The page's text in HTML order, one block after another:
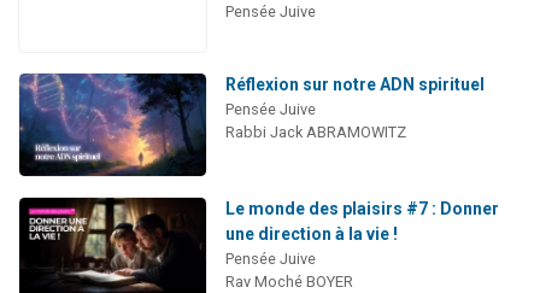
Pensée Juive
Réflexion sur notre ADN spirituel
Pensée Juive
Rabbi Jack ABRAMOWITZ
Le monde des plaisirs #7 : Donner
une direction à la vie !
Pensée Juive
Rav Moché BOYER